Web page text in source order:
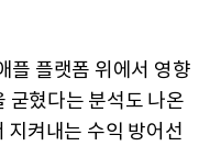
플 플랫폼 위에서 영향
굳혔다는 분석도 나온
지켜내는 수익 방어선